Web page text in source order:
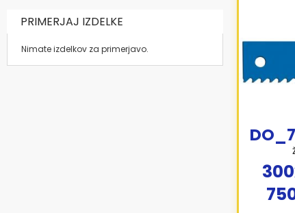
PRIMERJAJ IZDELKE
Nimate izdelkov za primerjavo.